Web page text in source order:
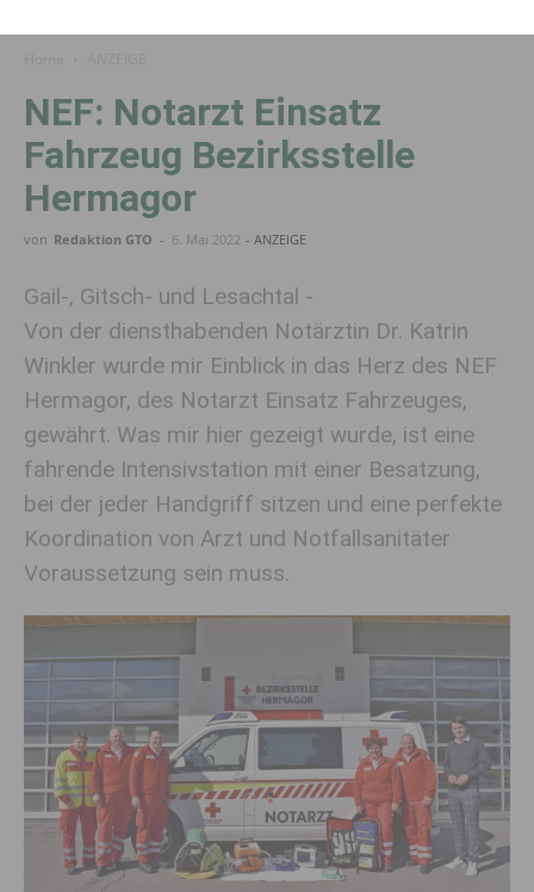
NEF: Notarzt Einsatz
Fahrzeug Bezirksstelle
Hermagor
von Redaktion GTO - 6. Mai 2022 - ANZEIGE
Gail-, Gitsch- und Lesachtal -
Von der diensthabenden Notärztin Dr. Katrin
Winkler wurde mir Einblick in das Herz des NEF
Hermagor, des Notarzt Einsatz Fahrzeuges,
gewährt. Was mir hier gezeigt wurde, ist eine
fahrende Intensivstation mit einer Besatzung,
bei der jeder Handgriff sitzen und eine perfekte
Koordination von Arzt und Notfallsanitäter
Voraussetzung sein muss.